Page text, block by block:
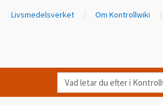
Livsmedelsverket Om Kontrollwiki
Vad
letar